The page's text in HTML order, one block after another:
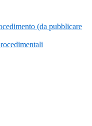
(da pubblicare